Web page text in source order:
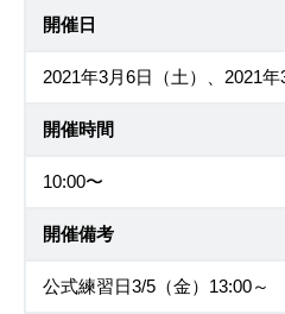
開催日
2021年3月6日（土）、2021年
開催時間
10:00〜
開催備考
公式練習日3/5（金）13:00～